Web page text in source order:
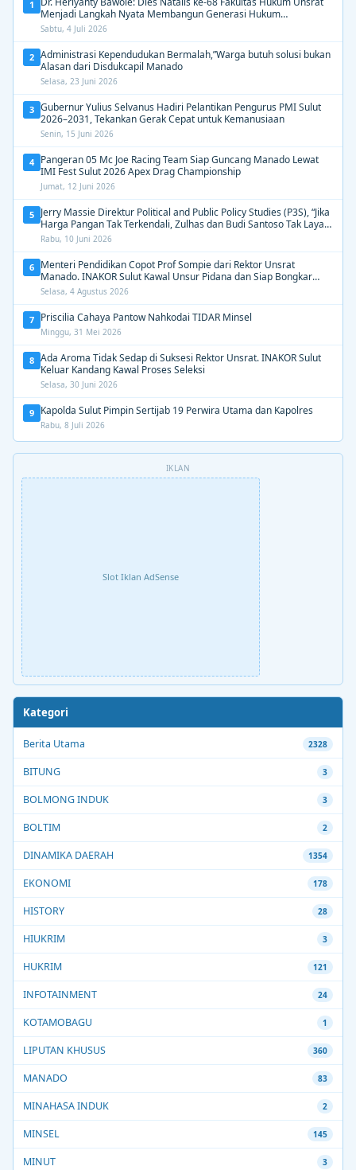
1
Menjadi Langkah Nyata Membangun Generasi Hukum
Berdampak
Sabtu, 4 Juli 2026
2 Administrasi Kependudukan Bermalah,”Warga butuh solusi bukan
Alasan dari Disdukcapil Manado
Selasa, 23 Juni 2026
3 Gubernur Yulius Selvanus Hadiri Pelantikan Pengurus PMI Sulut
2026–2031, Tekankan Gerak Cepat untuk Kemanusiaan
Senin, 15 Juni 2026
4 Pangeran 05 Mc Joe Racing Team Siap Guncang Manado Lewat
IMI Fest Sulut 2026 Apex Drag Championship
Jumat, 12 Juni 2026
5 Jerry Massie Direktur Political and Public Policy Studies (P3S), “Jika
Harga Pangan Tak Terkendali, Zulhas dan Budi Santoso Tak Layak
Dipertahankan”
Rabu, 10 Juni 2026
6 Menteri Pendidikan Copot Prof Sompie dari Rektor Unsrat
Manado. INAKOR Sulut Kawal Unsur Pidana dan Siap Bongkar
Aroma Busuk di Suksesi Rektor
Selasa, 4 Agustus 2026
7 Priscilia Cahaya Pantow Nahkodai TIDAR Minsel
Minggu, 31 Mei 2026
8 Ada Aroma Tidak Sedap di Suksesi Rektor Unsrat. INAKOR Sulut
Keluar Kandang Kawal Proses Seleksi
Selasa, 30 Juni 2026
9 Kapolda Sulut Pimpin Sertijab 19 Perwira Utama dan Kapolres
Rabu, 8 Juli 2026
IKLAN
Slot Iklan AdSense
Kategori
Berita Utama 2328
BITUNG 3
BOLMONG INDUK 3
BOLTIM 2
DINAMIKA DAERAH 1354
EKONOMI 178
HISTORY 28
HIUKRIM 3
HUKRIM 121
INFOTAINMENT 24
KOTAMOBAGU 1
LIPUTAN KHUSUS 360
MANADO 83
MINAHASA INDUK 2
MINSEL 145
MINUT 3